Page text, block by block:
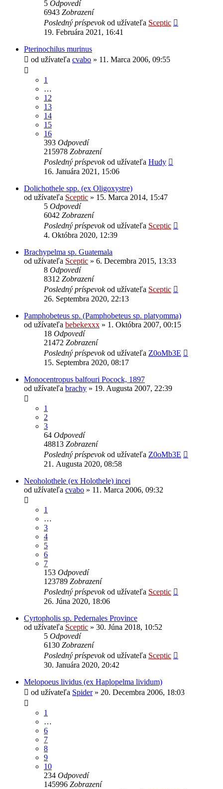
5 Odpovedí
6943 Zobrazení
Posledný príspevokod užívateľa Sceptic
19. Februára 2021, 16:41
Pterinochilus murinus
od užívateľa cvabo » 11. Marca 2006, 09:55
1
…
12
13
14
15
16
393 Odpovedí
215978 Zobrazení
Posledný príspevokod užívateľa Hudy
16. Januára 2021, 15:06
Dolichothele spp. (ex Oligoxystre)
od užívateľa Sceptic » 15. Marca 2014, 15:47
5 Odpovedí
6042 Zobrazení
Posledný príspevokod užívateľa Sceptic
4. Októbra 2020, 12:39
Brachypelma sp. Guatemala
od užívateľa Sceptic » 6. Decembra 2015, 13:33
8 Odpovedí
8312 Zobrazení
Posledný príspevokod užívateľa Sceptic
26. Septembra 2020, 22:13
Pamphobeteus sp. (Pamphobeteus sp. platyomma)
od užívateľa bebekexxx » 1. Októbra 2007, 00:15
18 Odpovedí
21472 Zobrazení
Posledný príspevokod užívateľa Z0oMb3E
15. Septembra 2020, 08:17
Monocentropus balfouri Pocock, 1897
od užívateľa brachy » 19. Augusta 2007, 22:39
1
2
3
64 Odpovedí
48813 Zobrazení
Posledný príspevokod užívateľa Z0oMb3E
21. Augusta 2020, 08:58
Neoholothele (ex Holothele) incei
od užívateľa cvabo » 11. Marca 2006, 09:32
1
…
3
4
5
6
7
153 Odpovedí
123789 Zobrazení
Posledný príspevokod užívateľa Sceptic
26. Júna 2020, 18:06
Cyrtopholis sp. Pedernales Province
od užívateľa Sceptic » 30. Júna 2018, 10:52
5 Odpovedí
6130 Zobrazení
Posledný príspevokod užívateľa Sceptic
30. Januára 2020, 20:42
Melopoeus lividus (ex Haplopelma lividum)
od užívateľa Spider» 20. Decembra 2006, 18:03
1
…
6
7
8
9
10
234 Odpovedí
145996 Zobrazení